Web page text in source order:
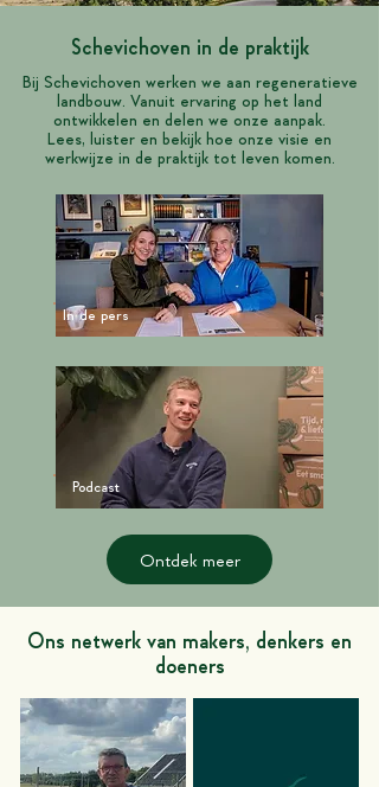
Schevichoven in de praktijk
Bij Schevichoven werken we aan regeneratieve
landbouw. Vanuit ervaring op het land
ontwikkelen en delen we onze aanpak.
Lees, luister en bekijk hoe onze visie en
werkwijze in de praktijk tot leven komen.
In de pers
Podcast
Ontdek meer
Ons netwerk van makers, denkers en
doeners